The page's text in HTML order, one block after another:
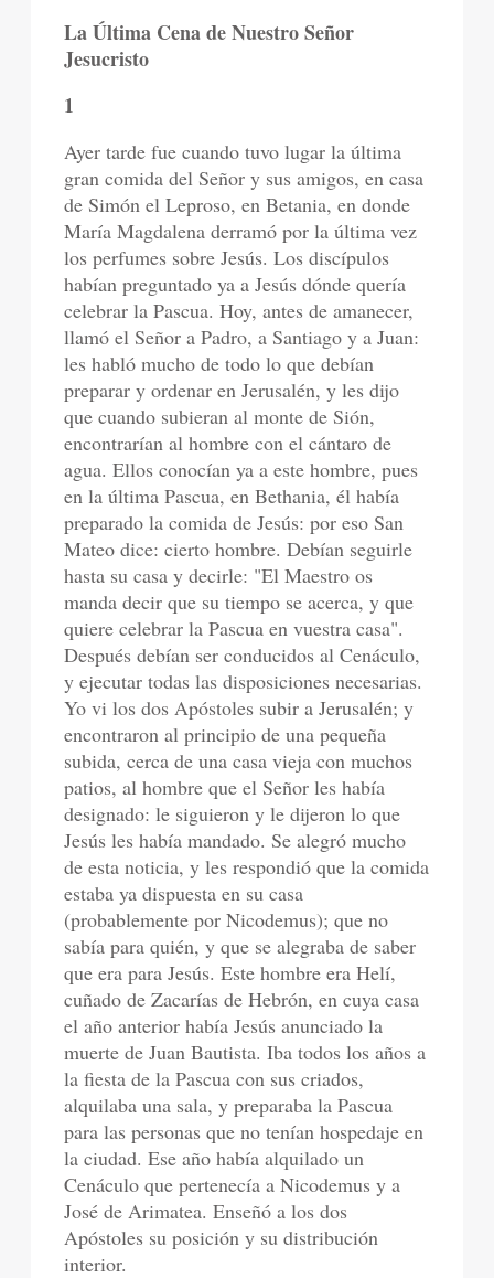
La Última Cena de Nuestro Señor
Jesucristo
1
Ayer tarde fue cuando tuvo lugar la última
gran comida del Señor y sus amigos, en casa
de Simón el Leproso, en Betania, en donde
María Magdalena derramó por la última vez
los perfumes sobre Jesús. Los discípulos
habían preguntado ya a Jesús dónde quería
celebrar la Pascua. Hoy, antes de amanecer,
llamó el Señor a Padro, a Santiago y a Juan:
les habló mucho de todo lo que debían
preparar y ordenar en Jerusalén, y les dijo
que cuando subieran al monte de Sión,
encontrarían al hombre con el cántaro de
agua. Ellos conocían ya a este hombre, pues
en la última Pascua, en Bethania, él había
preparado la comida de Jesús: por eso San
Mateo dice: cierto hombre. Debían seguirle
hasta su casa y decirle: "El Maestro os
manda decir que su tiempo se acerca, y que
quiere celebrar la Pascua en vuestra casa".
Después debían ser conducidos al Cenáculo,
y ejecutar todas las disposiciones necesarias.
Yo vi los dos Apóstoles subir a Jerusalén; y
encontraron al principio de una pequeña
subida, cerca de una casa vieja con muchos
patios, al hombre que el Señor les había
designado: le siguieron y le dijeron lo que
Jesús les había mandado. Se alegró mucho
de esta noticia, y les respondió que la comida
estaba ya dispuesta en su casa
(probablemente por Nicodemus); que no
sabía para quién, y que se alegraba de saber
que era para Jesús. Este hombre era Helí,
cuñado de Zacarías de Hebrón, en cuya casa
el año anterior había Jesús anunciado la
muerte de Juan Bautista. Iba todos los años a
la fiesta de la Pascua con sus criados,
alquilaba una sala, y preparaba la Pascua
para las personas que no tenían hospedaje en
la ciudad. Ese año había alquilado un
Cenáculo que pertenecía a Nicodemus y a
José de Arimatea. Enseñó a los dos
Apóstoles su posición y su distribución
interior.